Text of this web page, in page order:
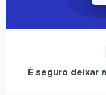
É seguro deixar